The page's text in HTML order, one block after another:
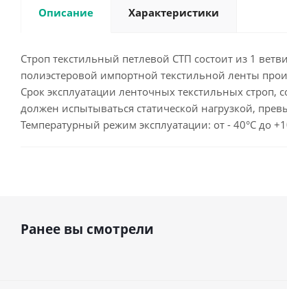
Описание Характеристики
Строп текстильный петлевой СТП состоит из 1
полиэстеровой импортной текстильной ленты
Срок эксплуатации ленточных текстильных строп,
должен испытываться статической нагрузкой,
Температурный режим эксплуатации: от - 40°С до
Ранее вы смотрели